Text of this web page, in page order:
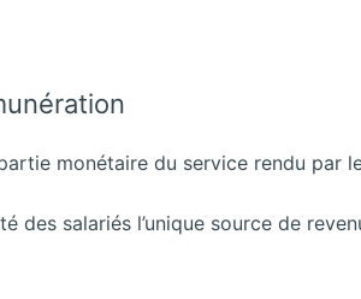
monétaire du service rendu par
des salariés l’unique source de